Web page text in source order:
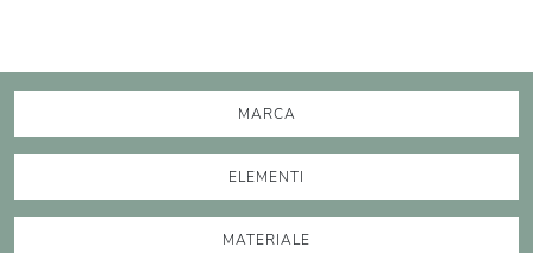
MARCA
ELEMENTI
MATERIALE